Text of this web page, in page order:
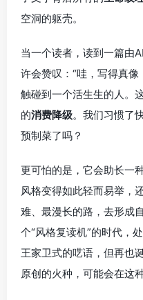
空洞的躯壳。
当一个读者，读到一篇由
许会赞叹：“哇，写得真像
触碰到一个活生生的人。
的消费降级。我们习惯了
预制菜了吗？
更可怕的是，它会助长一
风格变得如此轻而易举，
难、最漫长的路，去形成
个“风格复读机”的时代，
王家卫式的呓语，但再也
原创的火种，可能会在这